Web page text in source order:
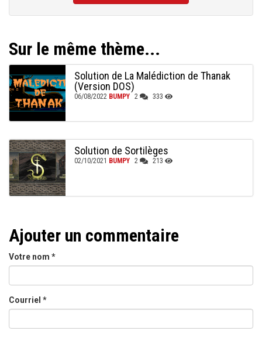
Sur le même thème...
Solution de La Malédiction de Thanak
(Version DOS)
06/08/2022 BUMPY 2 333
Solution de Sortilèges
02/10/2021 BUMPY 2 213
Ajouter un commentaire
Votre nom *
Courriel *